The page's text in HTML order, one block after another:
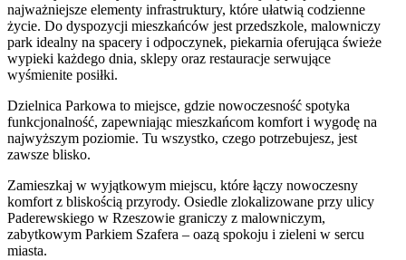
najważniejsze elementy infrastruktury, które ułatwią codzienne
życie. Do dyspozycji mieszkańców jest przedszkole, malowniczy
park idealny na spacery i odpoczynek, piekarnia oferująca świeże
wypieki każdego dnia, sklepy oraz restauracje serwujące
wyśmienite posiłki.
Dzielnica Parkowa to miejsce, gdzie nowoczesność spotyka
funkcjonalność, zapewniając mieszkańcom komfort i wygodę na
najwyższym poziomie. Tu wszystko, czego potrzebujesz, jest
zawsze blisko.
Zamieszkaj w wyjątkowym miejscu, które łączy nowoczesny
komfort z bliskością przyrody. Osiedle zlokalizowane przy ulicy
Paderewskiego w Rzeszowie graniczy z malowniczym,
zabytkowym Parkiem Szafera – oazą spokoju i zieleni w sercu
miasta.